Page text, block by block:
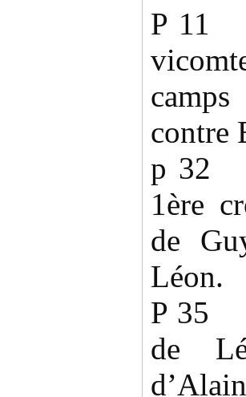
P 11
contre
p 32
1ère
de
Léon.
P 35
de